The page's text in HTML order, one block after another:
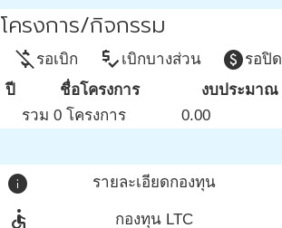
โครงการ/กิจกรรม
money_off รอเบิก price_check เบิกบางส่วน paidรอปิด
ปี
ชื่อโครงการ งบประมาณ
รวม 0 โครงการ
0.00
info รายละเอียดกองทุน
accessible
กองทุน LTC